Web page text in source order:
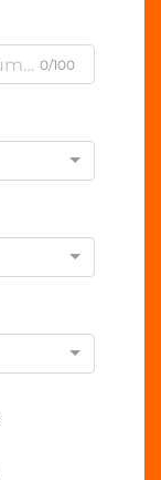
0/100